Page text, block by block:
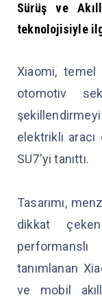
Sürüş ve
teknolojisiyle
Xiaomi,
otomotiv
elektrikli
SU7'yi tanıttı.
Tasarımı,
dikkat
tanımlanan
ve mobil